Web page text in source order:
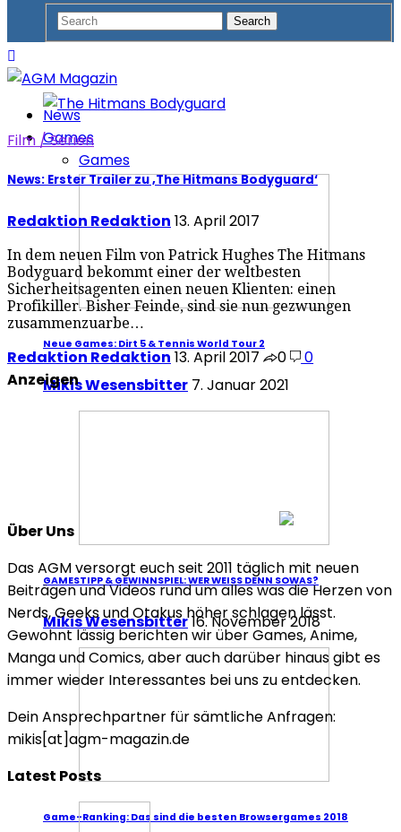
News
Games
Games
Neue Games: Dirt 5 & Tennis World Tour 2
Mikis Wesensbitter 7. Januar 2021
GAMESTIPP & GEWINNSPIEL: WER WEISS DENN SOWAS?
Mikis Wesensbitter16. November 2018
Game-Ranking: Das sind die besten Browsergames 2018
Film / Serien
News: Erster Trailer zu ‚The Hitmans Bodyguard‘
Redaktion Redaktion 13. April 2017
In dem neuen Film von Patrick Hughes The Hitmans
Bodyguard bekommt einer der weltbesten
Sicherheitsagenten einen neuen Klienten: einen
Profikiller. Bisher Feinde, sind sie nun gezwungen
zusammenzuarbe…
Redaktion Redaktion 13. April 2017 0
0
Anzeigen
Über Uns
Das AGM versorgt euch seit 2011 täglich mit neuen
Beiträgen und Videos rund um alles was die Herzen von
Nerds, Geeks und Otakus höher schlagen lässt.
Gewohnt lässig berichten wir über Games, Anime,
Manga und Comics, aber auch darüber hinaus gibt es
immer wieder Interessantes bei uns zu entdecken.
Dein Ansprechpartner für sämtliche Anfragen:
mikis[at]agm-magazin.de
Latest Posts